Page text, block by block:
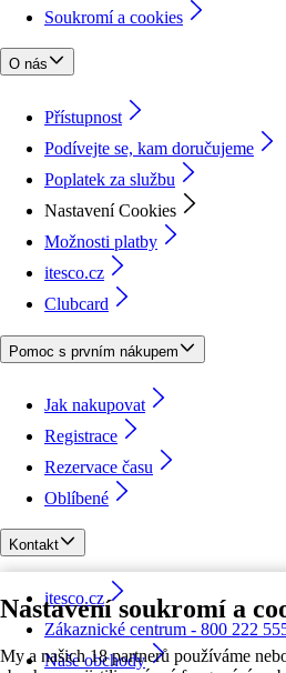
Nastavení soukromí a
My a našich 18 partnerů používáme
Soukromí a cookies
O nás
Přístupnost
Podívejte se, kam doručujeme
Poplatek za službu
Nastavení Cookies
Možnosti platby
itesco.cz
Clubcard
Pomoc s prvním nákupem
Jak nakupovat
Registrace
Rezervace času
Oblíbené
Kontakt
itesco.cz
Zákaznické centrum - 800 222
Naše obchody